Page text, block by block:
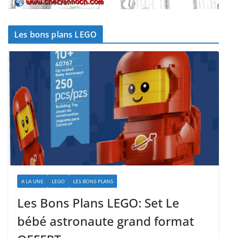
Les bons plans LEGO
A LA UNE LEGO LES BONS PLANS
Les Bons Plans LEGO: Set Le
bébé astronaute grand format